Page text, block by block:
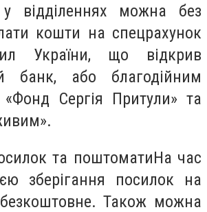
відділеннях можна без
кошти на спецрахунок
України, що відкрив
банк, або благодійним
«Фонд Сергія Притули» та
та поштоматиНа час
зберігання посилок на
Також можна